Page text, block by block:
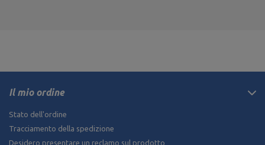
Il mio ordine
Stato dell'ordine
Tracciamento della spedizione
Desidero presentare un reclamo sul prodotto